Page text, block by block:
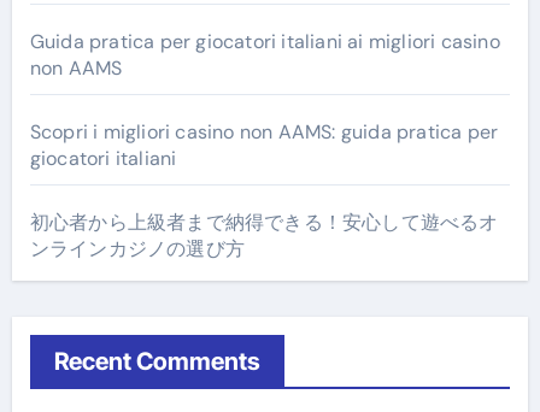
Guida pratica per giocatori italiani ai migliori casino
non AAMS
Scopri i migliori casino non AAMS: guida pratica per
giocatori italiani
初心者から上級者まで納得できる！安心して遊べるオ
ンラインカジノの選び方
Recent Comments